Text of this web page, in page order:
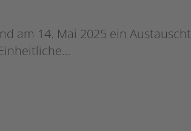
am 14. Mai 2025 ein